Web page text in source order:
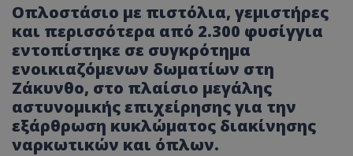
Οπλοστάσιο με πιστόλια, γεμιστήρες
και περισσότερα από 2.300 φυσίγγια
εντοπίστηκε σε συγκρότημα
ενοικιαζόμενων δωματίων στη
Ζάκυνθο, στο πλαίσιο μεγάλης
αστυνομικής επιχείρησης για την
εξάρθρωση κυκλώματος διακίνησης
ναρκωτικών και όπλων.